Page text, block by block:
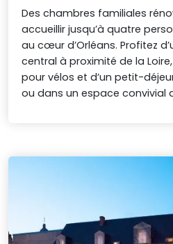
Des chambres familiales
accueillir jusqu’à quatre
au cœur d’Orléans. Profitez
central à proximité de la
pour vélos et d’un petit-
ou dans un espace convivial